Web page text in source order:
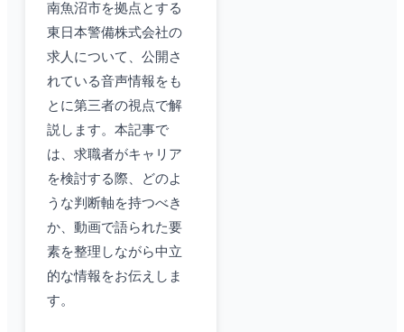
南魚沼市を拠点とする
東日本警備株式会社の
求人について、公開さ
れている音声情報をも
とに第三者の視点で解
説します。本記事で
は、求職者がキャリア
を検討する際、どのよ
うな判断軸を持つべき
か、動画で語られた要
素を整理しながら中立
的な情報をお伝えしま
す。